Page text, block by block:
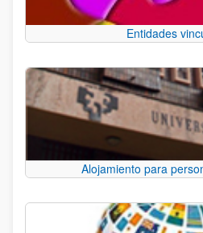
Entidades
Alojamiento para